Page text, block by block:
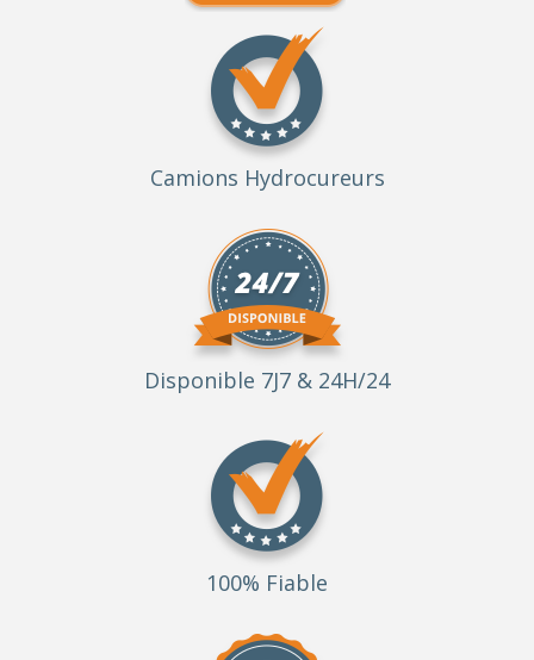
Camions Hydrocureurs
Disponible 7J7 & 24H/24
100% Fiable